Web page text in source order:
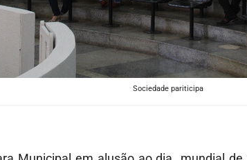
Sociedade pariticipa